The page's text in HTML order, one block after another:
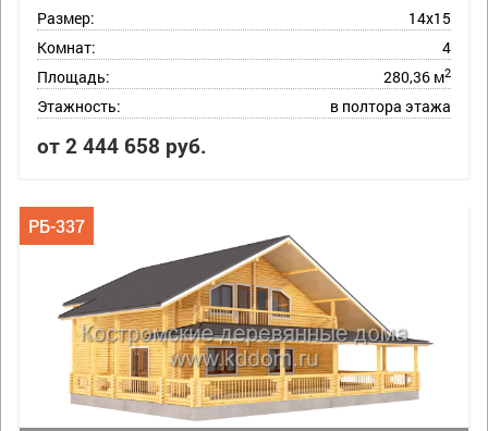
Размер:
14х15
Комнат:
4
Площадь:
280,36 м2
Этажность: в полтора этажа
от 2 444 658 руб.
РБ-337